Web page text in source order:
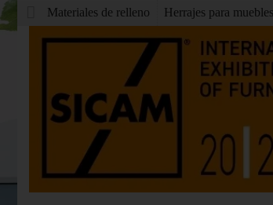
Materiales de relleno Herrajes para muebles